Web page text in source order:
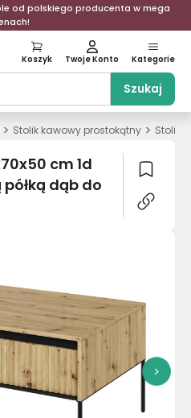
od polskiego producenta w mega
Szukaj
Koszyk Twoje Konto Kategorie
> Stolik kawowy prostokątny > Stolik
cm 1d
dąb do
>